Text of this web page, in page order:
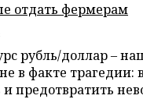
отдать фермерам
рубль/доллар –
в факте трагедии:
предотвратить